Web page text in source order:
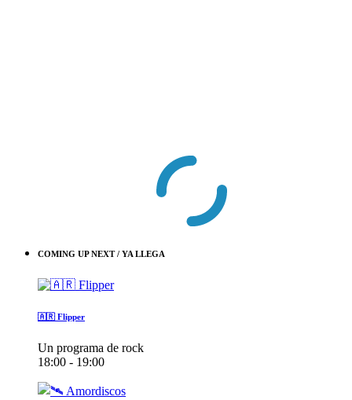
COMING UP NEXT / YA LLEGA
🇦🇷 Flipper
Un programa de rock
18:00 - 19:00